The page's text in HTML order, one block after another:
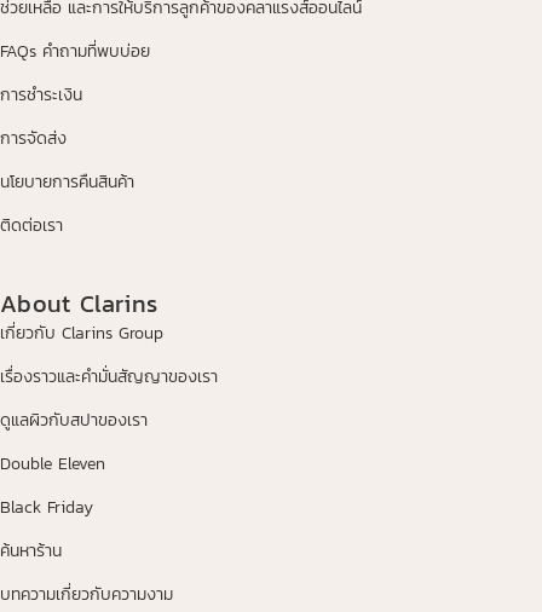
ช่วยเหลือ และการให้บริการลูกค้าของคลาแรงส์ออนไลน์
FAQs คำถามที่พบบ่อย
การชำระเงิน
การจัดส่ง
นโยบายการคืนสินค้า
ติดต่อเรา
About Clarins
เกี่ยวกับ Clarins Group
เรื่องราวและคำมั่นสัญญาของเรา
ดูแลผิวกับสปาของเรา
Double Eleven
Black Friday
ค้นหาร้าน
บทความเกี่ยวกับความงาม